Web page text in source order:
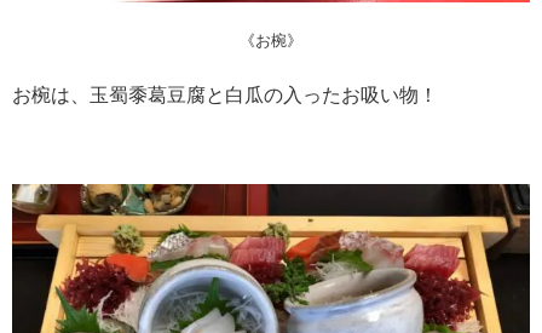
《お椀》
お椀は、 玉蜀黍葛豆腐と白瓜の入ったお吸い物！